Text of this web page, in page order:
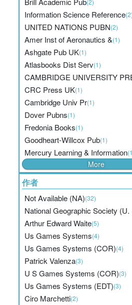
(2)
Information Science Reference(2)
UNITED NATIONS PUBN(2)
Amer Inst of Aeronautics &(1)
Ashgate Pub UK(1)
Atlasbooks Dist Serv(1)
CAMBRIDGE UNIVERSITY
CRC Press UK(1)
Cambridge Univ Pr(1)
Dover Pubns(1)
Fredonia Books(1)
Goodheart-Willcox Pub(1)
Mercury Learning & Information
More
作者
Not Available (NA)(32)
National Geographic Society (U.
Arthur Edward Waite(5)
Us Games Systems(4)
Us Games Systems (COR)(4)
Patrick Valenza(3)
U S Games Systems (COR)(3)
Us Games Systems (EDT)(3)
Ciro Marchetti(2)